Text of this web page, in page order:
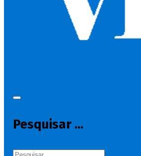
Pesquisar ...
Pesquisar